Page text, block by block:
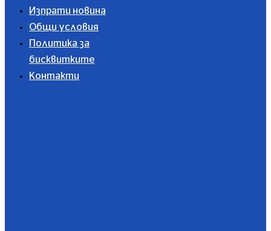
Изпрати новина
Общи условия
Политика за
бисквитките
Контакти